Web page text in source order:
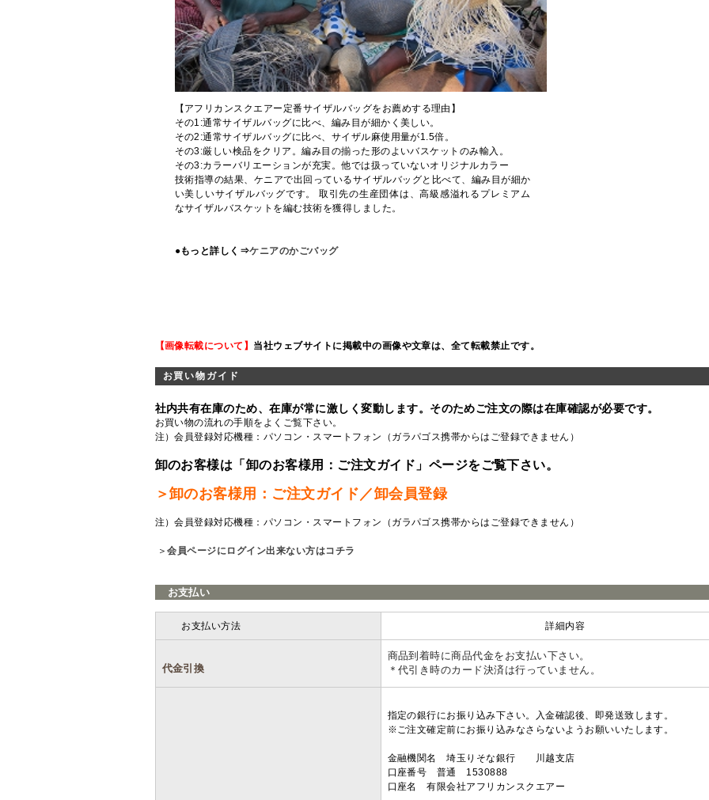
【アフリカンスクエアー定番サイザルバッグをお薦めする理由】
その1:通常サイザルバッグに比べ、編み目が細かく美しい。
その2:通常サイザルバッグに比べ、サイザル麻使用量が1.5倍。
その3:厳しい検品をクリア。編み目の揃った形のよいバスケットのみ輸入。
その3:カラーバリエーションが充実。他では扱っていないオリジナルカラー
技術指導の結果、ケニアで出回っているサイザルバッグと比べて、編み目が細か
い美しいサイザルバッグです。 取引先の生産団体は、高級感溢れるプレミアム
なサイザルバスケットを編む技術を獲得しました。
●もっと詳しく⇒ケニアのかごバッグ
【画像転載について】 当社ウェブサイトに掲載中の画像や文章は、全て転載禁止です。
お買い物ガイド
社内共有在庫のため、在庫が常に激しく変動します。そのためご注文の際は在庫確認が必要です。
お買い物の流れの手順をよくご覧下さい。
注）会員登録対応機種：パソコン・スマートフォン（ガラパゴス携帯からはご登録できません）
卸のお客様は「卸のお客様用：ご注文ガイド」ページをご覧下さい。
＞卸のお客様用：ご注文ガイド／卸会員登録
注）会員登録対応機種：パソコン・スマートフォン（ガラパゴス携帯からはご登録できません）
＞会員ページにログイン出来ない方はコチラ
お支払い
お支払い方法 詳細内容
代金引換
商品到着時に商品代金をお支払い下さい。
＊代引き時のカード決済は行っていません。
指定の銀行にお振り込み下さい。入金確認後、即発送致します。
※ご注文確定前にお振り込みなさらないようお願いいたします。
金融機関名 埼玉りそな銀行 川越支店
口座番号 普通 1530888
口座名 有限会社アフリカンスクエアー